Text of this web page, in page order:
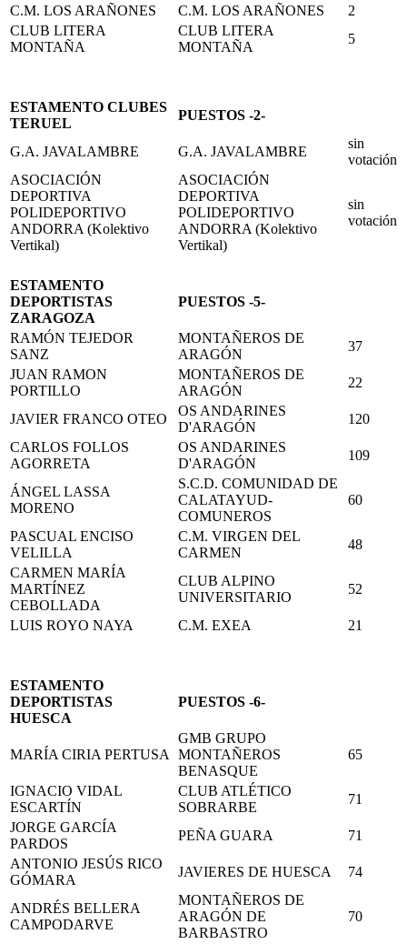
C.M. LOS ARAÑONES C.M. LOS ARAÑONES
2
CLUB LITERA
MONTAÑA
CLUB LITERA
MONTAÑA
5
ESTAMENTO CLUBES
TERUEL
PUESTOS -2-
G.A. JAVALAMBRE G.A. JAVALAMBRE
sin
votación
ASOCIACIÓN
DEPORTIVA
POLIDEPORTIVO
ANDORRA (Kolektivo
Vertikal)
ASOCIACIÓN
DEPORTIVA
POLIDEPORTIVO
ANDORRA (Kolektivo
Vertikal)
sin
votación
ESTAMENTO
DEPORTISTAS
ZARAGOZA
PUESTOS -5-
RAMÓN TEJEDOR
SANZ
MONTAÑEROS DE
ARAGÓN
37
JUAN RAMON
PORTILLO
MONTAÑEROS DE
ARAGÓN
22
JAVIER FRANCO OTEO
OS ANDARINES
D'ARAGÓN
120
CARLOS FOLLOS
AGORRETA
OS ANDARINES
D'ARAGÓN
109
ÁNGEL LASSA
MORENO
S.C.D. COMUNIDAD DE
CALATAYUD-
COMUNEROS
60
PASCUAL ENCISO
VELILLA
C.M. VIRGEN DEL
CARMEN
48
CARMEN MARÍA
MARTÍNEZ
CEBOLLADA
CLUB ALPINO
UNIVERSITARIO
52
LUIS ROYO NAYA C.M. EXEA 21
ESTAMENTO
DEPORTISTAS
HUESCA
PUESTOS -6-
MARÍA CIRIA PERTUSA
GMB GRUPO
MONTAÑEROS
BENASQUE
65
IGNACIO VIDAL
ESCARTÍN
CLUB ATLÉTICO
SOBRARBE
71
JORGE GARCÍA
PARDOS
PEÑA GUARA
71
ANTONIO JESÚS RICO
GÓMARA
JAVIERES DE HUESCA 74
ANDRÉS BELLERA
CAMPODARVE
MONTAÑEROS DE
ARAGÓN DE
BARBASTRO
70